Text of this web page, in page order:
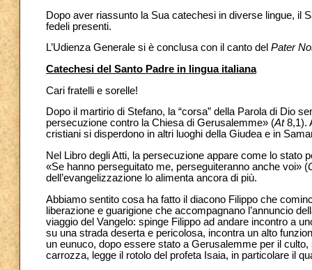
Dopo aver riassunto la Sua catechesi in diverse lingue, il
fedeli presenti.
L’Udienza Generale si è conclusa con il canto del Pater
Catechesi del Santo Padre in lingua italiana
Cari fratelli e sorelle!
Dopo il martirio di Stefano, la “corsa” della Parola di Dio
persecuzione contro la Chiesa di Gerusalemme» (At8,1).
cristiani si disperdono in altri luoghi della Giudea e in
Nel Libro degli Atti, la persecuzione appare come lo stato
«Se hanno perseguitato me, perseguiteranno anche voi» (
dell’evangelizzazione lo alimenta ancora di più.
Abbiamo sentito cosa ha fatto il diacono Filippo che
liberazione e guarigione che accompagnano l’annuncio
viaggio del Vangelo: spinge Filippo ad andare incontro a
su una strada deserta e pericolosa, incontra un alto
un eunuco, dopo essere stato a Gerusalemme per il
carrozza, legge il rotolo del profeta Isaia, in particolare il